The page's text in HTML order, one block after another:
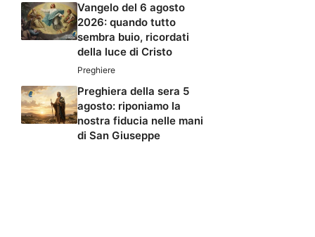
Vangelo del 6 agosto
2026: quando tutto
sembra buio, ricordati
della luce di Cristo
Preghiere
Preghiera della sera 5
agosto: riponiamo la
nostra fiducia nelle mani
di San Giuseppe